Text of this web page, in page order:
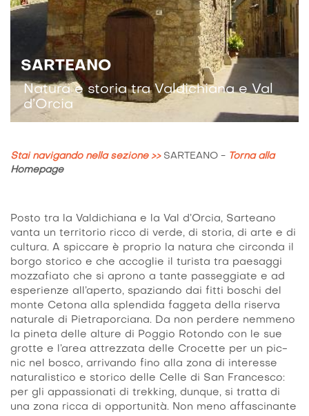
SARTEANO
Natura e storia tra Valdichiana e Val
d’Orcia
Stai navigando nella sezione >> SARTEANO - Torna alla
Homepage
Posto tra la Valdichiana e la Val d’Orcia, Sarteano
vanta un territorio ricco di verde, di storia, di arte e di
cultura. A spiccare è proprio la natura che circonda il
borgo storico e che accoglie il turista tra paesaggi
mozzafiato che si aprono a tante passeggiate e ad
esperienze all’aperto, spaziando dai fitti boschi del
monte Cetona alla splendida faggeta della riserva
naturale di Pietraporciana. Da non perdere nemmeno
la pineta delle alture di Poggio Rotondo con le sue
grotte e l’area attrezzata delle Crocette per un pic-
nic nel bosco, arrivando fino alla zona di interesse
naturalistico e storico delle Celle di San Francesco:
per gli appassionati di trekking, dunque, si tratta di
una zona ricca di opportunità. Non meno affascinante